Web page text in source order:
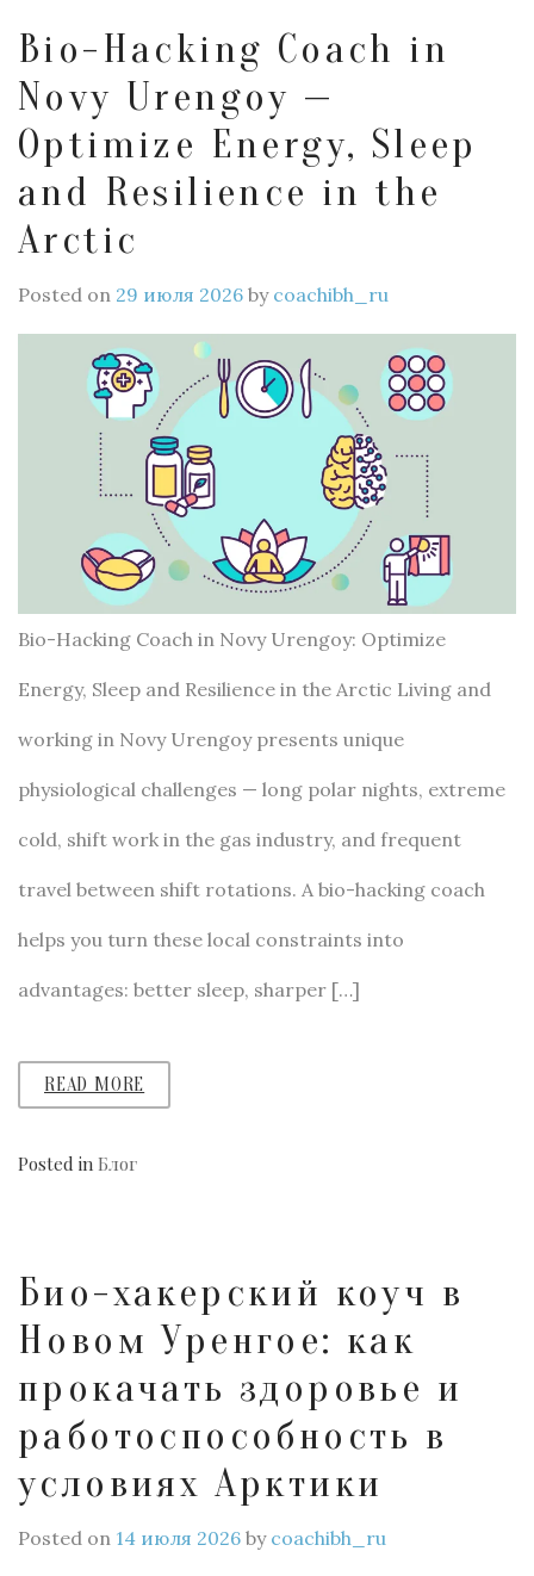
Bio-Hacking Coach in
Novy Urengoy —
Optimize Energy, Sleep
and Resilience in the
Arctic
Posted on 29 июля 2026 by coachibh_ru
Bio-Hacking Coach in Novy Urengoy: Optimize
Energy, Sleep and Resilience in the Arctic Living and
working in Novy Urengoy presents unique
physiological challenges — long polar nights, extreme
cold, shift work in the gas industry, and frequent
travel between shift rotations. A bio-hacking coach
helps you turn these local constraints into
advantages: better sleep, sharper […]
READ MORE
Posted in Блог
Био-хакерский коуч в
Новом Уренгое: как
прокачать здоровье и
работоспособность в
условиях Арктики
Posted on 14 июля 2026 by coachibh_ru